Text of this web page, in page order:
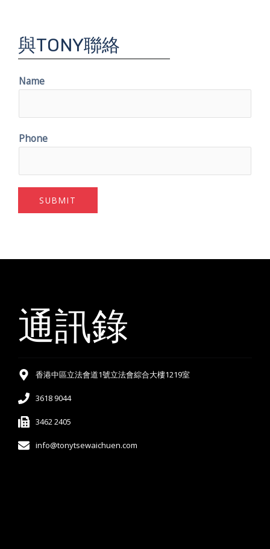
與TONY聯絡
Name
Phone
SUBMIT
通訊錄
香港中區立法會道1號立法會綜合大樓1219室
3618 9044
3462 2405
info@tonytsewaichuen.com